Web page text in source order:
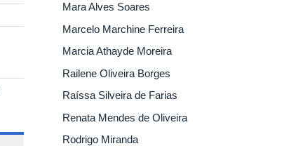
Mara Alves Soares
Marcelo Marchine Ferreira
Marcia Athayde Moreira
Railene Oliveira Borges
Raíssa Silveira de Farias
Renata Mendes de Oliveira
Rodrigo Miranda